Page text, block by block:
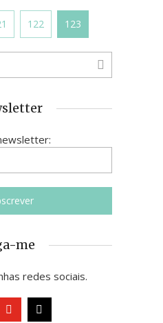
122 123
me
redes sociais.